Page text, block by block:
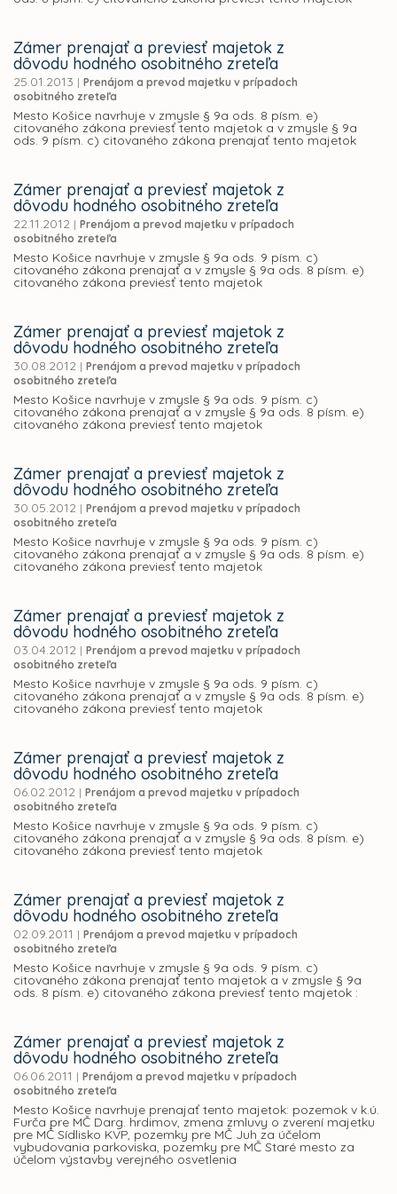
Zámer prenajať a previesť majetok z
dôvodu hodného osobitného zreteľa
25.01.2013 | Prenájom a prevod majetku v prípadoch
osobitného zreteľa
Mesto Košice navrhuje v zmysle § 9a ods. 8 písm. e)
citovaného zákona previesť tento majetok a v zmysle § 9a
ods. 9 písm. c) citovaného zákona prenajať tento majetok
Zámer prenajať a previesť majetok z
dôvodu hodného osobitného zreteľa
22.11.2012 | Prenájom a prevod majetku v prípadoch
osobitného zreteľa
Mesto Košice navrhuje v zmysle § 9a ods. 9 písm. c)
citovaného zákona prenajať a v zmysle § 9a ods. 8 písm. e)
citovaného zákona previesť tento majetok
Zámer prenajať a previesť majetok z
dôvodu hodného osobitného zreteľa
30.08.2012 | Prenájom a prevod majetku v prípadoch
osobitného zreteľa
Mesto Košice navrhuje v zmysle § 9a ods. 9 písm. c)
citovaného zákona prenajať a v zmysle § 9a ods. 8 písm. e)
citovaného zákona previesť tento majetok
Zámer prenajať a previesť majetok z
dôvodu hodného osobitného zreteľa
30.05.2012 | Prenájom a prevod majetku v prípadoch
osobitného zreteľa
Mesto Košice navrhuje v zmysle § 9a ods. 9 písm. c)
citovaného zákona prenajať a v zmysle § 9a ods. 8 písm. e)
citovaného zákona previesť tento majetok
Zámer prenajať a previesť majetok z
dôvodu hodného osobitného zreteľa
03.04.2012 | Prenájom a prevod majetku v prípadoch
osobitného zreteľa
Mesto Košice navrhuje v zmysle § 9a ods. 9 písm. c)
citovaného zákona prenajať a v zmysle § 9a ods. 8 písm. e)
citovaného zákona previesť tento majetok
Zámer prenajať a previesť majetok z
dôvodu hodného osobitného zreteľa
06.02.2012 | Prenájom a prevod majetku v prípadoch
osobitného zreteľa
Mesto Košice navrhuje v zmysle § 9a ods. 9 písm. c)
citovaného zákona prenajať a v zmysle § 9a ods. 8 písm. e)
citovaného zákona previesť tento majetok
Zámer prenajať a previesť majetok z
dôvodu hodného osobitného zreteľa
02.09.2011 | Prenájom a prevod majetku v prípadoch
osobitného zreteľa
Mesto Košice navrhuje v zmysle § 9a ods. 9 písm. c)
citovaného zákona prenajať tento majetok a v zmysle § 9a
ods. 8 písm. e) citovaného zákona previesť tento majetok :
Zámer prenajať a previesť majetok z
dôvodu hodného osobitného zreteľa
06.06.2011 | Prenájom a prevod majetku v prípadoch
osobitného zreteľa
Mesto Košice navrhuje prenajať tento majetok: pozemok v k.ú.
Furča pre MČ Darg. hrdimov, zmena zmluvy o zverení majetku
pre MČ Sídlisko KVP, pozemky pre MČ Juh za účelom
vybudovania parkoviska, pozemky pre MČ Staré mesto za
účelom výstavby verejného osvetlenia